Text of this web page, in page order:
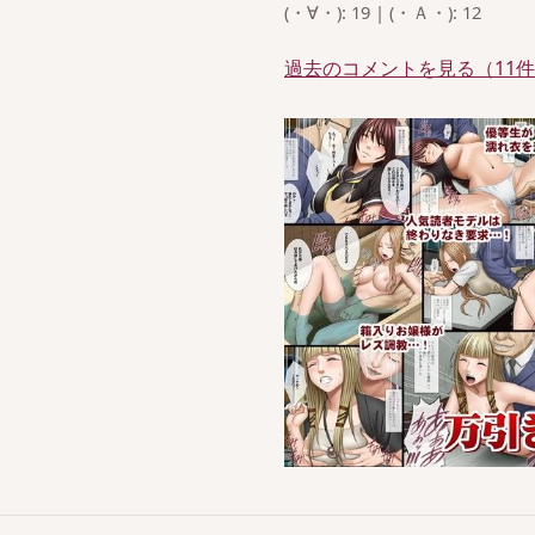
(・∀・): 19 | (・Ａ・): 12
過去のコメントを見る（11